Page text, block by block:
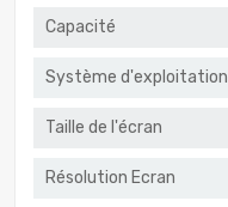
Capacité
Système d'exploitation
Taille de l'écran
Résolution Ecran